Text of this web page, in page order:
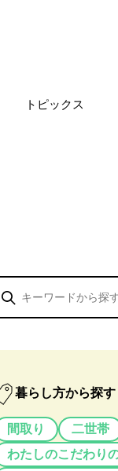
トピックス
暮らし方から探す
間取り
二世帯
わたしのこだわり